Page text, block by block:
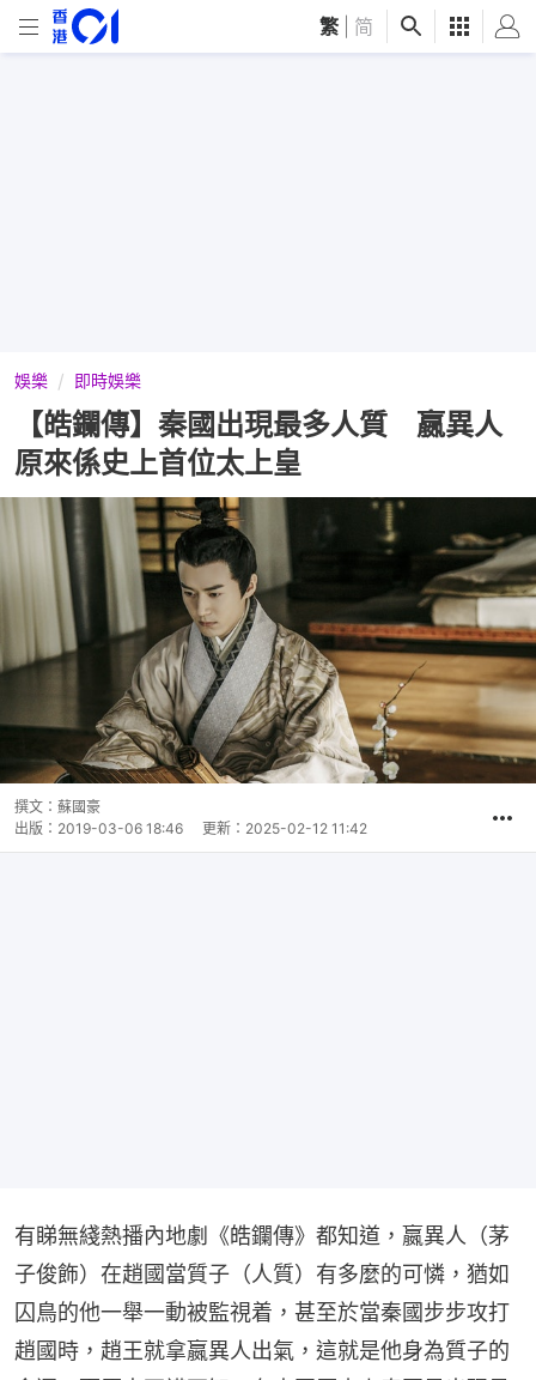
繁 简
娛樂 即時娛樂
【皓鑭傳】秦國出現最多人質 嬴異人
原來係史上首位太上皇
撰文： 蘇國豪
出版： 2019-03-06 18:46 更新： 2025-02-12 11:42
有睇無綫熱播內地劇《皓鑭傳》都知道，嬴異人（茅
子俊飾）在趙國當質子（人質）有多麼的可憐，猶如
囚鳥的他一舉一動被監視着，甚至於當秦國步步攻打
趙國時，趙王就拿嬴異人出氣，這就是他身為質子的